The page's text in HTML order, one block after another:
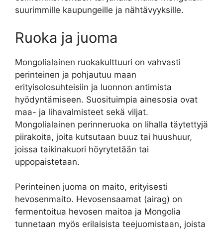
suurimmille kaupungeille ja nähtävyyksille.
Ruoka ja juoma
Mongolialainen ruokakulttuuri on vahvasti
perinteinen ja pohjautuu maan
erityisolosuhteisiin ja luonnon antimista
hyödyntämiseen. Suosituimpia ainesosia ovat
maa- ja lihavalmisteet sekä viljat.
Mongolialainen perinneruoka on lihalla täytettyjä
piirakoita, joita kutsutaan buuz tai huushuur,
joissa taikinakuori höyrytetään tai
uppopaistetaan.
Perinteinen juoma on maito, erityisesti
hevosenmaito. Hevosensaamat (airag) on
fermentoitua hevosen maitoa ja Mongolia
tunnetaan myös erilaisista teejuomistaan, joista